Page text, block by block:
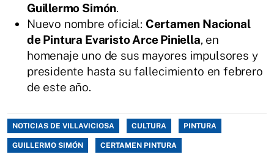
Guillermo Simón.
Nuevo nombre oficial: Certamen Nacional
de Pintura Evaristo Arce Piniella, en
homenaje uno de sus mayores impulsores y
presidente hasta su fallecimiento en febrero
de este año.
NOTICIAS DE VILLAVICIOSA CULTURA PINTURA
GUILLERMO SIMÓN CERTAMEN PINTURA